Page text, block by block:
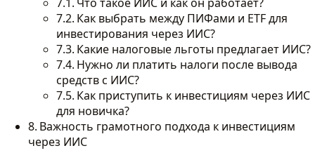
Как выбрать между ПИФами и ETF для
инвестирования через ИИС?
Какие налоговые льготы предлагает ИИС?
Нужно ли платить налоги после вывода
средств с ИИС?
Как приступить к инвестициям через ИИС
для новичка?
Важность грамотного подхода к инвестициям
через ИИС